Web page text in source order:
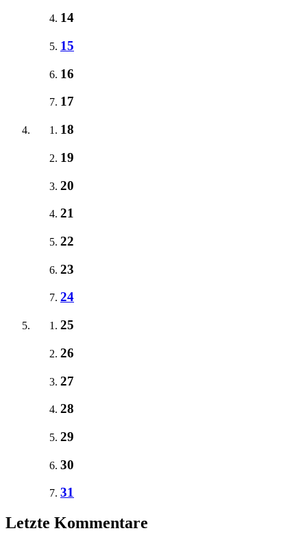
14
15
16
17
18
19
20
21
22
23
24
25
26
27
28
29
30
31
Letzte Kommentare